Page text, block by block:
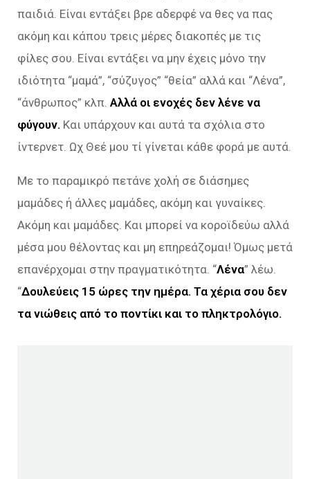
παιδιά. Είναι εντάξει βρε αδερφέ να θες να πας
ακόμη και κάπου τρεις μέρες διακοπές με τις
φίλες σου. Είναι εντάξει να μην έχεις μόνο την
ιδιότητα “μαμά”, “σύζυγος” “θεία” αλλά και “Λένα”,
“άνθρωπος” κλπ. Αλλά οι ενοχές δεν λένε να
φύγουν. Και υπάρχουν και αυτά τα σχόλια στο
ίντερνετ. Ωχ Θεέ μου τί γίνεται κάθε φορά με αυτά.
Με το παραμικρό πετάνε χολή σε διάσημες
μαμάδες ή άλλες μαμάδες, ακόμη και γυναίκες.
Ακόμη και μαμάδες. Και μπορεί να κοροϊδεύω αλλά
μέσα μου θέλοντας και μη επηρεάζομαι! Όμως μετά
επανέρχομαι στην πραγματικότητα. “Λένα” λέω.
“Δουλεύεις 15 ώρες την ημέρα. Τα χέρια σου δεν
τα νιώθεις από το ποντίκι και το πληκτρολόγιο.